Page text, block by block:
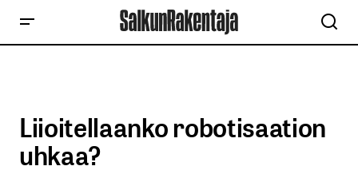
Liioitellaanko robotisaation
uhkaa?